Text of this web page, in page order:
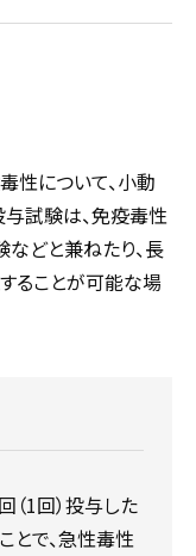
性について、小動
試験は、免疫毒性
どと兼ねたり、長
ることが可能な場
1回）投与した
とで、急性毒性